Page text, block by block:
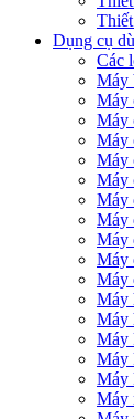
Dụng cụ
Các
Máy
Máy
Máy
Máy
Máy
Máy
Máy
Máy
Máy
Máy
Máy
Máy
Máy
Máy
Máy
Máy
Máy